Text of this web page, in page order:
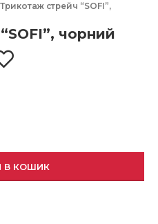
Трикотаж стрейч “SOFI”,
чорний
В КОШИК